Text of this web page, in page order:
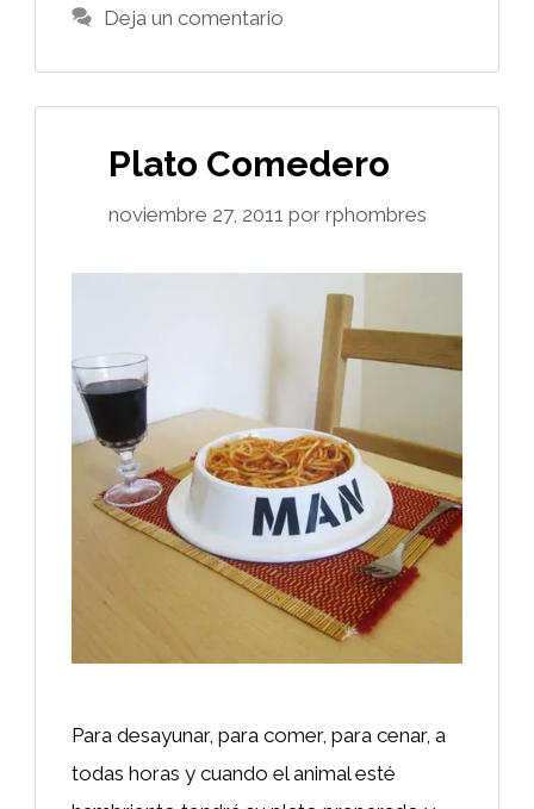
Deja un comentario
Plato Comedero
noviembre 27, 2011 por rphombres
Para desayunar, para comer, para cenar, a
todas horas y cuando el animal esté